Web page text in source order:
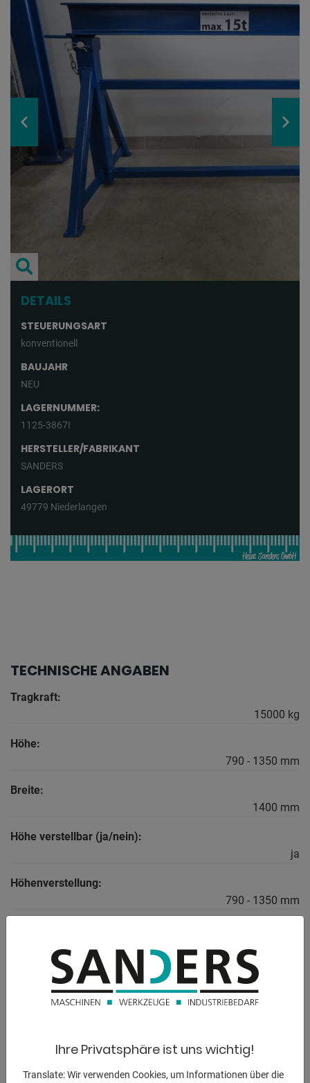
DETAILS
STEUERUNGSART
konventionell
BAUJAHR
NEU
LAGERNUMMER:
1125-3867I
HERSTELLER/FABRIKANT
SANDERS
LAGERORT
49779 Niederlangen
TECHNISCHE ANGABEN
Tragkraft:
15000 kg
Höhe:
790 - 1350 mm
Breite:
1400 mm
Höhe verstellbar (ja/nein):
ja
Höhenverstellung:
790 - 1350 mm
120 x 1400 mm
** Unterstellbock, Montagebock, Stahlbock, Schweißtisch,
Stahlbock, Arbeitsbock **
Ihre Privatsphäre ist uns wichtig!
Translate: Wir verwenden Cookies, um Informationen über die